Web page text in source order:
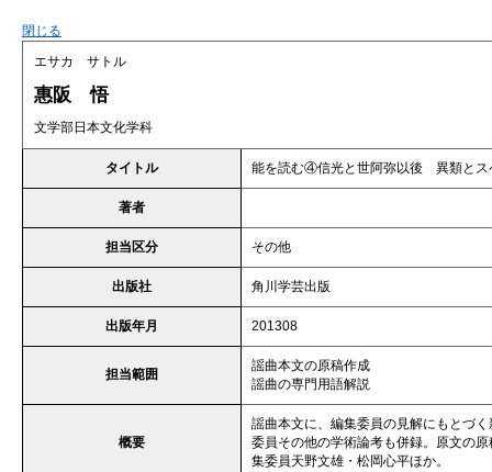
閉じる
エサカ サトル
惠阪 悟
文学部日本文化学科
タイトル 能を読む④信光と世阿弥以後 異類とス
著者
担当区分 その他
出版社 角川学芸出版
出版年月 201308
担当範囲
謡曲本文の原稿作成
謡曲の専門用語解説
概要
謡曲本文に、編集委員の見解にもとづ
委員その他の学術論考も併録。原文の
集委員天野文雄・松岡心平ほか。